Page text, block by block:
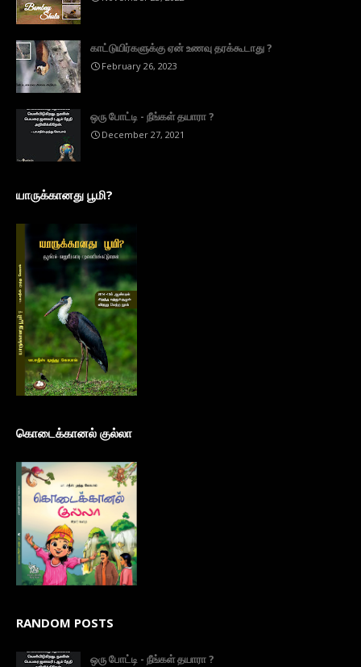
காட்டுயிர்களுக்கு ஏன் உணவு தரக்கூடாது ?
February 26, 2023
ஒரு போட்டி - நீங்கள் தயாரா ?
December 27, 2021
யாருக்கானது பூமி?
கொடைக்கானல் குல்லா
RANDOM POSTS
ஒரு போட்டி - நீங்கள் தயாரா ?